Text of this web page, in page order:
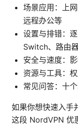
场景应用：上
远程办公等
设置与排错：
Switch、路由
安全与速度：
资源与工具：
常见问答：十
如果你想快速入手
这段 NordVPN 优